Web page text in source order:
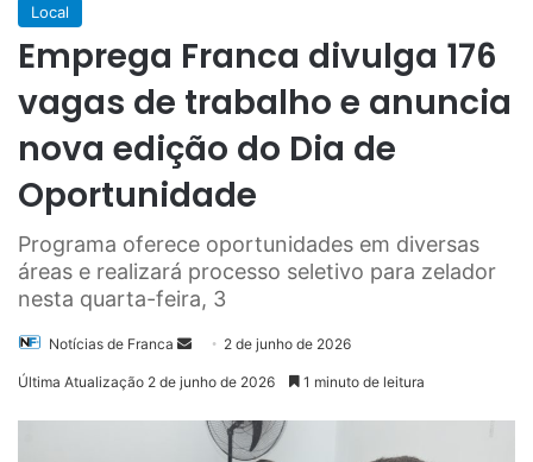
Local
Emprega Franca divulga 176
vagas de trabalho e anuncia
nova edição do Dia de
Oportunidade
Programa oferece oportunidades em diversas
áreas e realizará processo seletivo para zelador
nesta quarta-feira, 3
Notícias de Franca
Mande
mail
2 de junho de 2026
Última Atualização 2 de junho de 2026 1 minuto de leitura